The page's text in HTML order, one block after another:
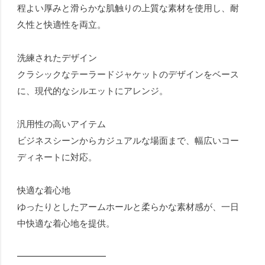
程よい厚みと滑らかな肌触りの上質な素材を使用し、耐
久性と快適性を両立。
洗練されたデザイン
クラシックなテーラードジャケットのデザインをベース
に、現代的なシルエットにアレンジ。
汎用性の高いアイテム
ビジネスシーンからカジュアルな場面まで、幅広いコー
ディネートに対応。
快適な着心地
ゆったりとしたアームホールと柔らかな素材感が、一日
中快適な着心地を提供。
━━━━━━━━━━